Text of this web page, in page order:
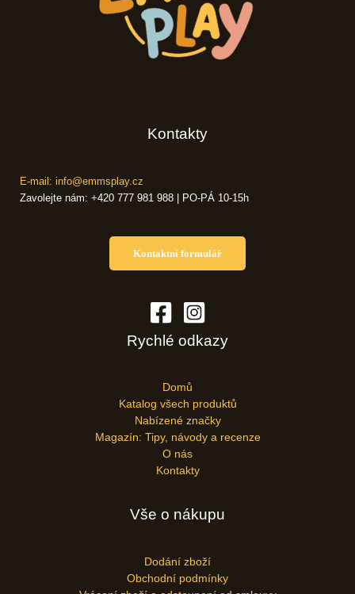
Kontakty
E-mail: info@emmsplay.cz
Zavolejte nám: +420 777 981 988 | PO-PÁ 10-15h
Kontaktní formulář
Rychlé odkazy
Domů
Katalog všech produktů
Nabízené značky
Magazín: Tipy, návody a recenze
O nás
Kontakty
Vše o nákupu
Dodání zboží
Obchodní podmínky